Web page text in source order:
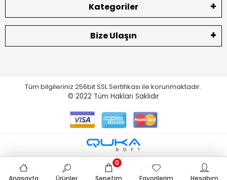
Kategoriler
Bize Ulaşın
Tüm bilgileriniz 256bit SSL Sertifikası ile korunmaktadır.
© 2022 Tüm Hakları Saklıdır
Anasayfa Ürünler Sepetim
0
Favorilerim
Hesabım